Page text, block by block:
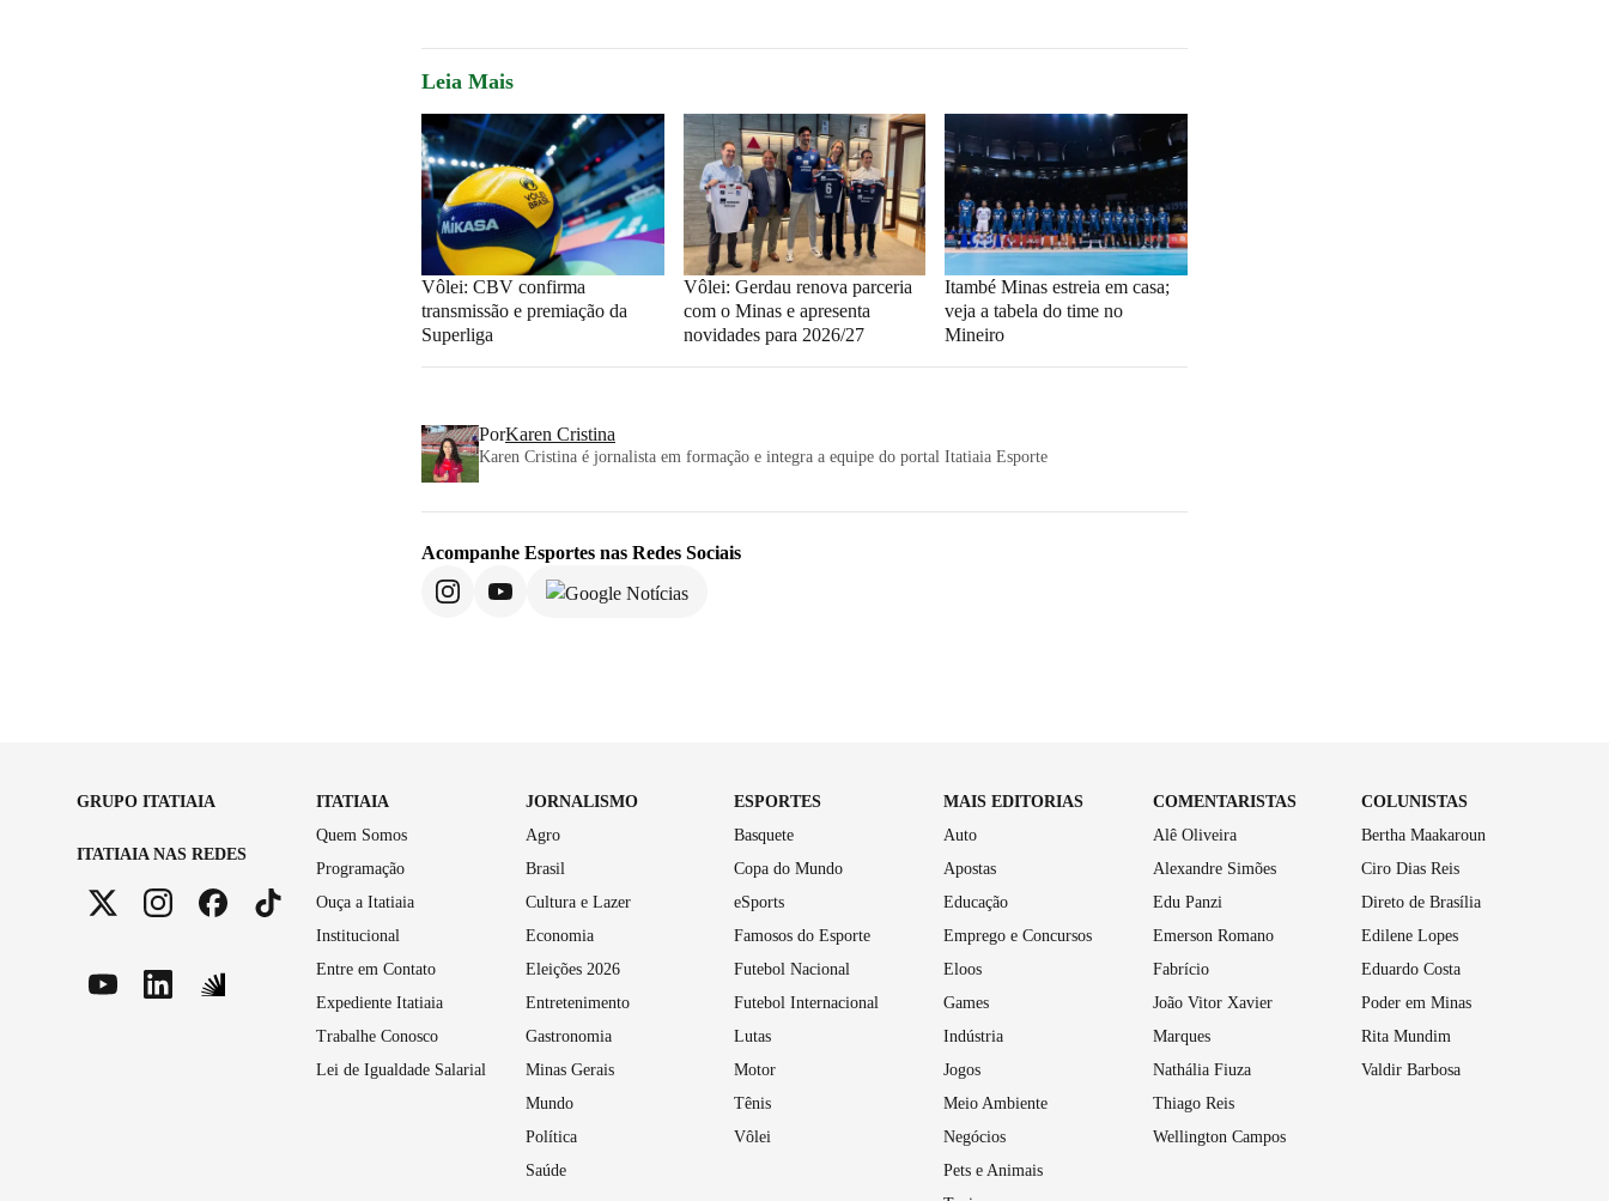
Leia Mais
Vôlei: CBV confirma
transmissão e premiação da
Superliga
Vôlei: Gerdau renova parceria
com o Minas e apresenta
novidades para 2026/27
Itambé Minas estreia em casa;
veja a tabela do time no
Mineiro
PorKaren Cristina
Karen Cristina é jornalista em formação e integra a equipe do portal Itatiaia Esporte
Acompanhe Esportes nas Redes Sociais
GRUPO ITATIAIA
ITATIAIA NAS REDES
ITATIAIA
Quem Somos
Programação
Ouça a Itatiaia
Institucional
Entre em Contato
Expediente Itatiaia
Trabalhe Conosco
Lei de Igualdade Salarial
JORNALISMO
Agro
Brasil
Cultura e Lazer
Economia
Eleições 2026
Entretenimento
Gastronomia
Minas Gerais
Mundo
Política
Saúde
ESPORTES
Basquete
Copa do Mundo
eSports
Famosos do Esporte
Futebol Nacional
Futebol Internacional
Lutas
Motor
Tênis
Vôlei
MAIS EDITORIAS
Auto
Apostas
Educação
Emprego e Concursos
Eloos
Games
Indústria
Jogos
Meio Ambiente
Negócios
Pets e Animais
COMENTARISTAS
Alê Oliveira
Alexandre Simões
Edu Panzi
Emerson Romano
Fabrício
João Vitor Xavier
Marques
Nathália Fiuza
Thiago Reis
Wellington Campos
COLUNISTAS
Bertha Maakaroun
Ciro Dias Reis
Direto de Brasília
Edilene Lopes
Eduardo Costa
Poder em Minas
Rita Mundim
Valdir Barbosa